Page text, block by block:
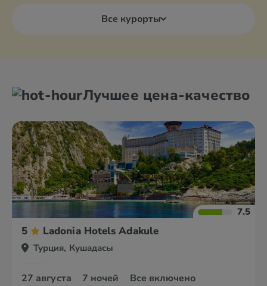
Все курорты
Лучшее цена-качество
7.5
5 Ladonia Hotels Adakule
Турция, Кушадасы
27 августа 7 ночей Все включено